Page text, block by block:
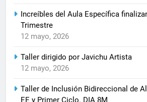
Increíbles del Aula Específica
Trimestre
12 mayo, 2026
Taller dirigido por Javichu Artista
12 mayo, 2026
Taller de Inclusión Bidireccional de
EE y Primer Ciclo. DIA 8M